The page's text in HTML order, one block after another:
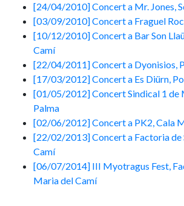
Muertos, R.I.P., Commando 9mm o
concessions cap a altres estils com
Hardcore més clàssic. Destaquen
puta", "Jódete, cabrón" (amb les veus
o "Foraster", on ataquen amb
gente que se cree muy liberal pero que
radical" i dient, ben alt i ben clar,
'foraster' eres solo un fascista". Com
amb molta mala òstia, "ideal per
sentit contrari".
[24/04/2010] Concert a Mr. Jones,
[03/09/2010] Concert a Fraguel
[10/12/2010] Concert a Bar Son
Camí
[22/04/2011] Concert a Dyonisios,
[17/03/2012] Concert a Es Diürn,
[01/05/2012] Concert Sindical 1 de
Palma
[02/06/2012] Concert a PK2, Cala
[22/02/2013] Concert a Factoria de
Camí
[06/07/2014] III Myotragus Fest,
Maria del Camí